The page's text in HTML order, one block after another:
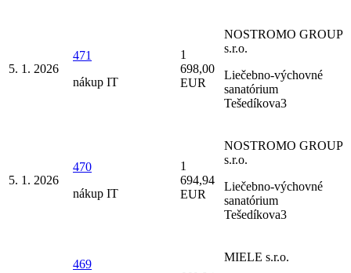
5. 1. 2026
471
nákup IT
1
698,00
EUR
NOSTROMO GROUP
s.r.o.
Liečebno-výchovné
sanatórium
Tešedíkova3
5. 1. 2026
470
nákup IT
1
694,94
EUR
NOSTROMO GROUP
s.r.o.
Liečebno-výchovné
sanatórium
Tešedíkova3
469
MIELE s.r.o.